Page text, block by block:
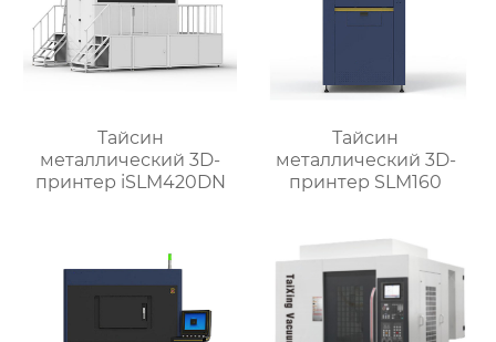
Тайсин
металлический 3D-
принтер iSLM420DN
Тайсин
металлический 3D-
принтер SLM160